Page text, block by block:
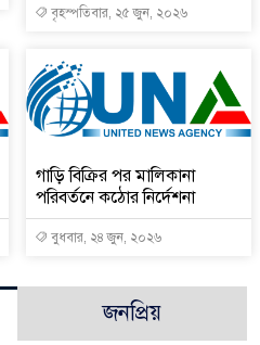
বৃহস্পতিবার, ২৫ জুন, ২০২৬
গাড়ি বিক্রির পর মালিকানা
পরিবর্তনে কঠোর নির্দেশনা
বুধবার, ২৪ জুন, ২০২৬
জনপ্রিয়